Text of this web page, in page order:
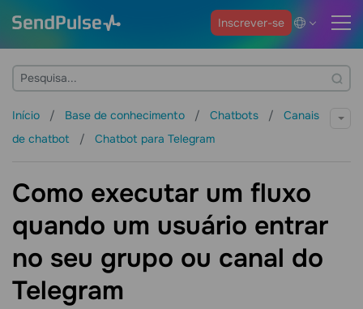
Inscrever-se
Início Base de conhecimento Chatbots
Canais
de chatbot
Chatbot para Telegram
Como executar um fluxo
quando um usuário entrar
no seu grupo ou canal do
Telegram